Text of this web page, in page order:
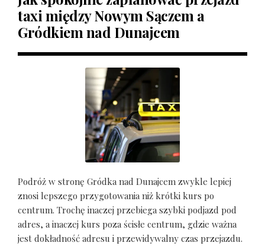
taxi między Nowym Sączem a
Gródkiem nad Dunajcem
Podróż w stronę Gródka nad Dunajcem zwykle lepiej
znosi lepszego przygotowania niż krótki kurs po
centrum. Trochę inaczej przebiega szybki podjazd pod
adres, a inaczej kurs poza ścisłe centrum, gdzie ważna
jest dokładność adresu i przewidywalny czas przejazdu.